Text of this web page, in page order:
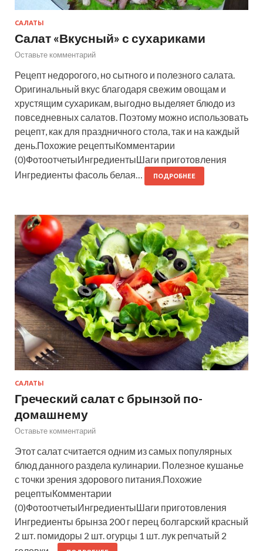
САЛАТЫ
Салат «Вкусный» с сухариками
Оставьте комментарий
Рецепт недорогого, но сытного и полезного салата.
Оригинальный вкус благодаря свежим овощам и
хрустящим сухарикам, выгодно выделяет блюдо из
повседневных салатов. Поэтому можно использовать
рецепт, как для праздничного стола, так и на каждый
день.Похожие рецептыКомментарии
(0)ФотоотчетыИнгредиентыШаги приготовления
Ингредиенты фасоль белая…
ПОДРОБНЕЕ
САЛАТЫ
Греческий салат с брынзой по-
домашнему
Оставьте комментарий
Этот салат считается одним из самых популярных
блюд данного раздела кулинарии. Полезное кушанье
с точки зрения здорового питания.Похожие
рецептыКомментарии
(0)ФотоотчетыИнгредиентыШаги приготовления
Ингредиенты брынза 200 г перец болгарский красный
2 шт. помидоры 2 шт. огурцы 1 шт. лук репчатый 2